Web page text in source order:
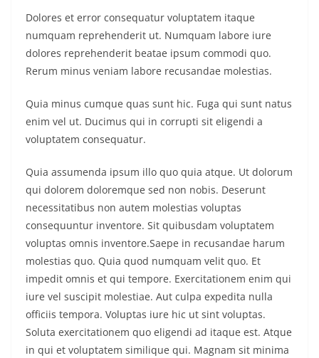
Dolores et error consequatur voluptatem itaque
numquam reprehenderit ut. Numquam labore iure
dolores reprehenderit beatae ipsum commodi quo.
Rerum minus veniam labore recusandae molestias.
Quia minus cumque quas sunt hic. Fuga qui sunt natus
enim vel ut. Ducimus qui in corrupti sit eligendi a
voluptatem consequatur.
Quia assumenda ipsum illo quo quia atque. Ut dolorum
qui dolorem doloremque sed non nobis. Deserunt
necessitatibus non autem molestias voluptas
consequuntur inventore. Sit quibusdam voluptatem
voluptas omnis inventore.Saepe in recusandae harum
molestias quo. Quia quod numquam velit quo. Et
impedit omnis et qui tempore. Exercitationem enim qui
iure vel suscipit molestiae. Aut culpa expedita nulla
officiis tempora. Voluptas iure hic ut sint voluptas.
Soluta exercitationem quo eligendi ad itaque est. Atque
in qui et voluptatem similique qui. Magnam sit minima